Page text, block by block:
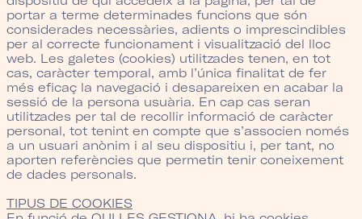
portar a terme determinades funcions que són
considerades necessàries, adients o imprescindibles
per al correcte funcionament i visualització del lloc
web. Les galetes (cookies) utilitzades tenen, en tot
cas, caràcter temporal, amb l’única finalitat de fer
més eficaç la navegació i desapareixen en acabar la
sessió de la persona usuària. En cap cas seran
utilitzades per tal de recollir informació de caràcter
personal, tot tenint en compte que s’associen només
a un usuari anònim i al seu dispositiu i, per tant, no
aporten referències que permetin tenir coneixement
de dades personals.
TIPUS DE COOKIES